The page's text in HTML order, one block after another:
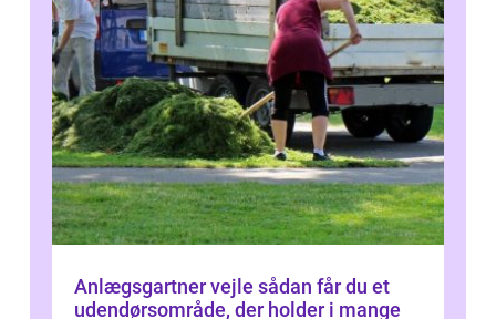
Anlægsgartner vejle sådan får du et
udendørsområde, der holder i mange